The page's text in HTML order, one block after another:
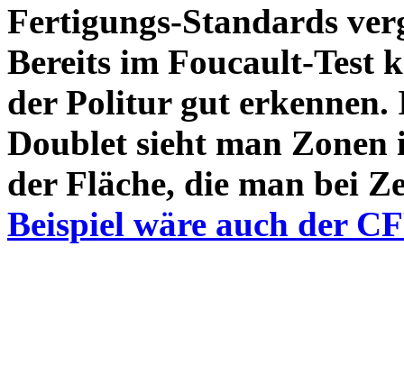
Fertigungs-Standards
Bereits im Foucault-Test
der Politur gut
Doublet sieht man Zonen
der Fläche, die man bei
Beispiel wäre auch der